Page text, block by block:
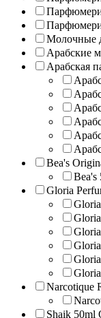
Молочные
Арабские
Арабская
Bea's
Bea's
Gloria
Narcotique
Shaik 50ml